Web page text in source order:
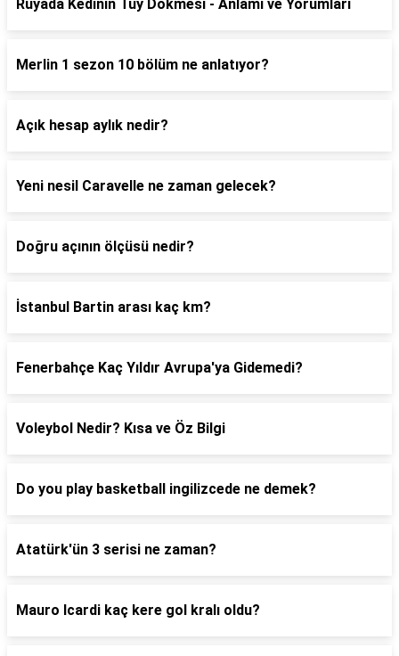
Rüyada Kedinin Tüy Dökmesi - Anlamı ve Yorumları
Merlin 1 sezon 10 bölüm ne anlatıyor?
Açık hesap aylık nedir?
Yeni nesil Caravelle ne zaman gelecek?
Doğru açının ölçüsü nedir?
İstanbul Bartin arası kaç km?
Fenerbahçe Kaç Yıldır Avrupa'ya Gidemedi?
Voleybol Nedir? Kısa ve Öz Bilgi
Do you play basketball ingilizcede ne demek?
Atatürk'ün 3 serisi ne zaman?
Mauro Icardi kaç kere gol kralı oldu?